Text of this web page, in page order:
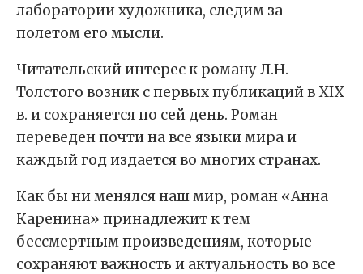
лаборатории художника, следим за
полетом его мысли.
Читательский интерес к роману Л.Н.
Толстого возник с первых публикаций в XIX
в. и сохраняется по сей день. Роман
переведен почти на все языки мира и
каждый год издается во многих странах.
Как бы ни менялся наш мир, роман «Анна
Каренина» принадлежит к тем
бессмертным произведениям, которые
сохраняют важность и актуальность во все